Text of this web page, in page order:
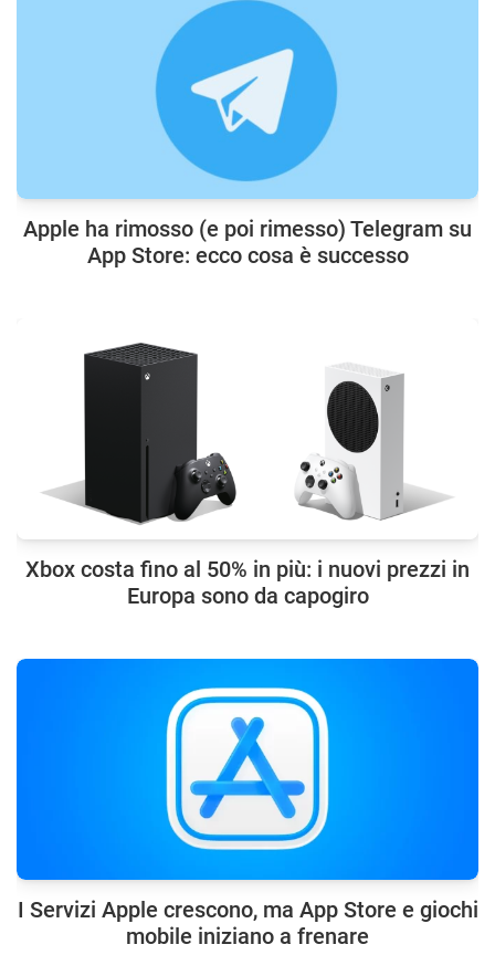
Apple ha rimosso (e poi rimesso) Telegram su
App Store: ecco cosa è successo
Xbox costa fino al 50% in più: i nuovi prezzi in
Europa sono da capogiro
I Servizi Apple crescono, ma App Store e giochi
mobile iniziano a frenare